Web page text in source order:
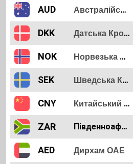
AUD Австралійський Долар
DKK Датська Крона
NOK Норвезька Крона
SEK Шведська Крона
CNY Китайський Юань
ZAR Південноафриканський Ранд
AED Дирхам ОАЕ